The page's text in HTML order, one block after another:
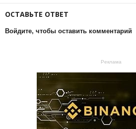
ОСТАВЬТЕ ОТВЕТ
Войдите, чтобы оставить комментарий
Реклама